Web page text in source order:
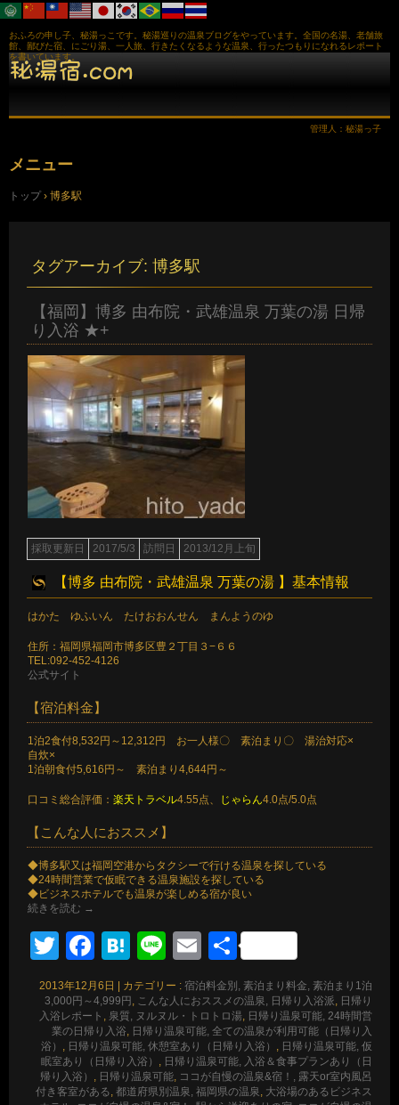
おふろの申し子、秘湯っこです。秘湯巡りの温泉ブログをやっています。全国の名湯、老舗旅
館、鄙びた宿、にごり湯、一人旅、行きたくなるような温泉、行ったつもりになれるレポート
を書いています。
管理人：秘湯っ子
メニュー
ン
トップ › 博多駅
タグアーカイブ: 博多駅
【福岡】博多 由布院・武雄温泉 万葉の湯 日帰
り入浴 ★+
採取更新日 2017/5/3 訪問日 2013/12月上旬
【博多 由布院・武雄温泉 万葉の湯 】基本情報
はかた ゆふいん たけおおんせん まんようのゆ
住所：福岡県福岡市博多区豊２丁目３−６６
TEL:092-452-4126
公式サイト
【宿泊料金】
1泊2食付8,532円～12,312円 お一人様〇 素泊まり〇 湯治対応×
自炊×
1泊朝食付5,616円～ 素泊まり4,644円～
口コミ総合評価：楽天トラベル4.55点、 じゃらん4.0点/5.0点
【こんな人におススメ】
◆博多駅又は福岡空港からタクシーで行ける温泉を探している
◆24時間営業で仮眠できる温泉施設を探している
◆ビジネスホテルでも温泉が楽しめる宿が良い
続きを読む →
TwitterFacebook
Hatena
LineEmail
共
有
2013年12月6日 | カテゴリー : 宿泊料金別, 素泊まり料金, 素泊まり1泊
3,000円～4,999円
こんな人におススメの温泉, 日帰り入浴派
日帰り
入浴レポート
泉質, ヌルヌル・トロトロ湯 日帰り温泉可能, 24時間営
業の日帰り入浴
日帰り温泉可能, 全ての温泉が利用可能（日帰り入
浴）
日帰り温泉可能, 休憩室あり（日帰り入浴）
日帰り温泉可能, 仮
眠室あり（日帰り入浴）
日帰り温泉可能, 入浴＆食事プランあり（日
帰り入浴）
日帰り温泉可能 ココが自慢の温泉&宿！, 露天or室内風呂
付き客室がある 都道府県別温泉, 福岡県の温泉 大浴場のあるビジネス